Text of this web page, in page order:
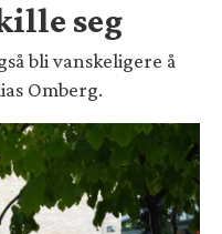
seg
bli vanskeligere å
Omberg.